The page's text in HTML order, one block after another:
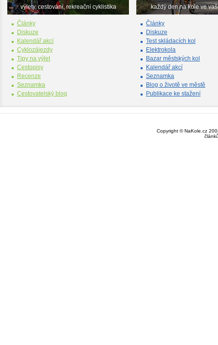
výlety, cestování, rekreační cyklistika
Články
Diskuze
Kalendář akcí
Cyklozájezdy
Tipy na výlet
Cestopisy
Recenze
Seznamka
Cestovatelský blog
každý den na kole ve
Články
Diskuze
Test skládacích kol
Elektrokola
Bazar městských kol
Kalendář akcí
Seznamka
Blog o životě ve městě
Publikace ke stažení
Copyright © NaKole.cz